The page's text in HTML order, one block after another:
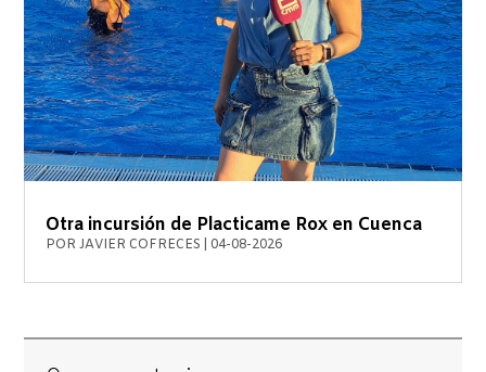
Otra incursión de Placticame Rox en Cuenca
PORJAVIER COFRECES 04-08-2026